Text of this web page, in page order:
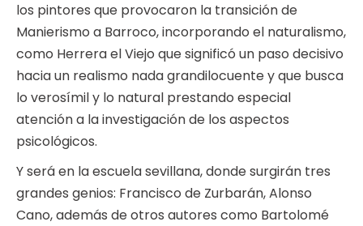
los pintores que provocaron la transición de
Manierismo a Barroco, incorporando el naturalismo,
como Herrera el Viejo que significó un paso decisivo
hacia un realismo nada grandilocuente y que busca
lo verosímil y lo natural prestando especial
atención a la investigación de los aspectos
psicológicos.
Y será en la escuela sevillana, donde surgirán tres
grandes genios: Francisco de Zurbarán, Alonso
Cano, además de otros autores como Bartolomé